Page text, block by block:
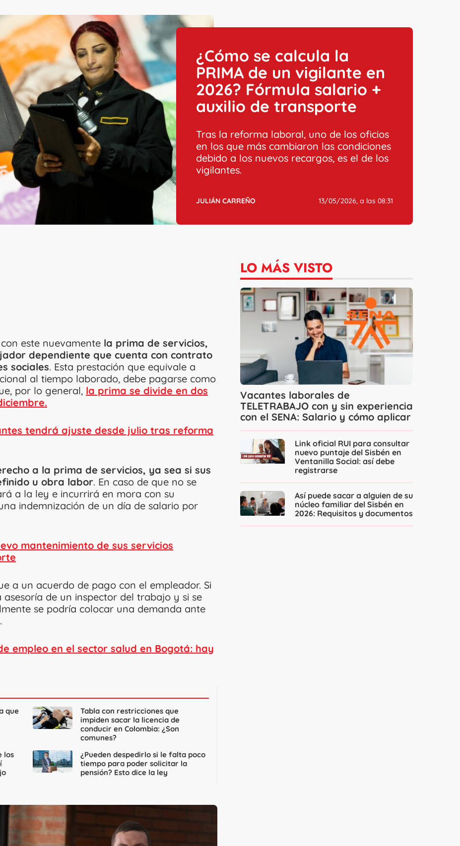
¿Cómo se calcula la
PRIMA de un vigilante en
2026? Fórmula salario +
auxilio de transporte
Tras la reforma laboral, uno de los oficios
en los que más cambiaron las condiciones
debido a los nuevos recargos, es el de los
vigilantes.
JULIÁN CARREÑO 13/05/2026, a las 08:31
este nuevamente la prima de servicios,
dependiente que cuenta con contrato
sociales. Esta prestación que equivale a
al tiempo laborado, debe pagarse como
por lo general, la prima se divide en dos
tendrá ajuste desde julio tras reforma
a la prima de servicios, ya sea si sus
u obra labor. En caso de que no se
a la ley e incurrirá en mora con su
indemnización de un día de salario por
mantenimiento de sus servicios
a un acuerdo de pago con el empleador. Si
de un inspector del trabajo y si se
se podría colocar una demanda ante
empleo en el sector salud en Bogotá: hay
que
Tabla con restricciones que
impiden sacar la licencia de
conducir en Colombia: ¿Son
comunes?
los
¿Pueden despedirlo si le falta poco
tiempo para poder solicitar la
pensión? Esto dice la ley
LO MÁS VISTO
Vacantes laborales de
TELETRABAJO con y sin experiencia
con el SENA: Salario y cómo aplicar
Link oficial RUI para consultar
nuevo puntaje del Sisbén en
Ventanilla Social: así debe
registrarse
Así puede sacar a alguien de su
núcleo familiar del Sisbén en
2026: Requisitos y documentos